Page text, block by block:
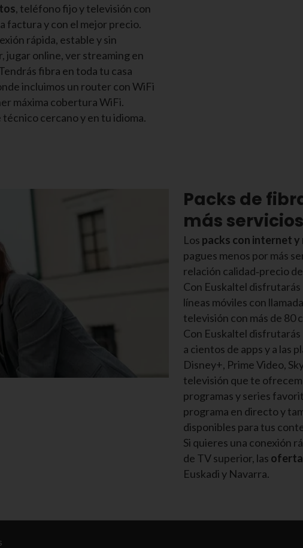
, teléfono fijo y televisión con
factura y con el mejor precio.
rápida, estable y sin
online, ver streaming en
fibra en toda tu casa
incluimos un router con WiFi
máxima cobertura WiFi.
cercano y en tu idioma.
Packs de
más
Los packs con internet
pagues menos por más
relación calidad‑precio
Con Euskaltel
líneas móviles con
televisión con más de 80
Con Euskaltel
a cientos de apps y a las
Disney+, Prime Video,
televisión que te
programas y series
programa en directo y
disponibles para tus
Si quieres una conexión
de TV superior, las
Euskadi y Navarra.